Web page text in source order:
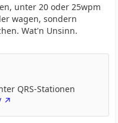
unter 20 oder 25wpm
wagen, sondern
Wat'n Unsinn.
QRS-Stationen